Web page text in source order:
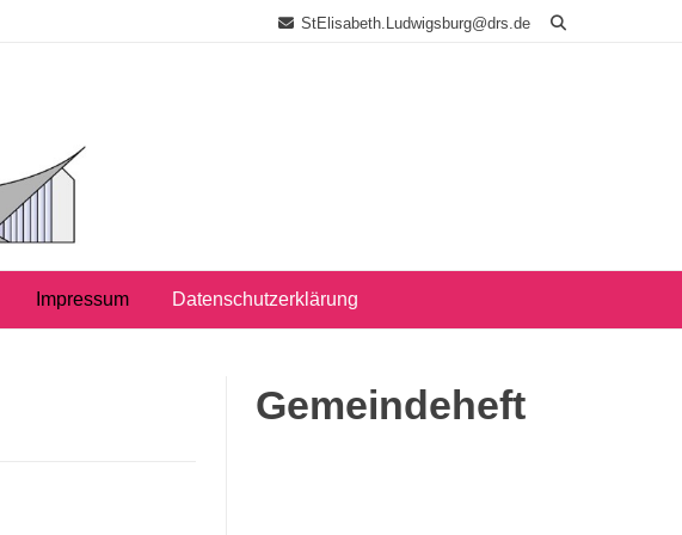
StElisabeth.Ludwigsburg@drs.de
Impressum Datenschutzerklärung
Gemeindeheft